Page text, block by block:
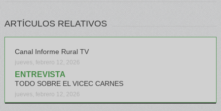
ARTÍCULOS RELATIVOS
Canal Informe Rural TV
jueves, febrero 12, 2026
ENTREVISTA
TODO SOBRE EL VICEC CARNES
jueves, febrero 12, 2026